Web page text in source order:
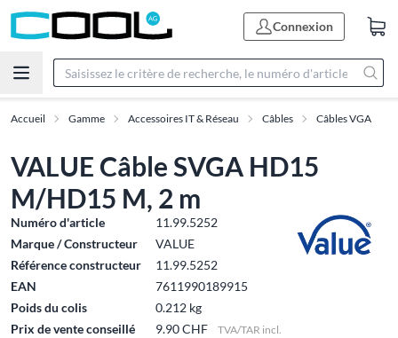
Connexion
Accueil Gamme Accessoires IT & Réseau Câbles Câbles VGA
VALUE Câble SVGA HD15
M/HD15 M, 2 m
Numéro d'article
11.99.5252
Marque / Constructeur
VALUE
Référence constructeur
11.99.5252
EAN
7611990189915
Poids du colis
0.212 kg
Prix de vente conseillé
9.90 CHF TVA/TAR incl.